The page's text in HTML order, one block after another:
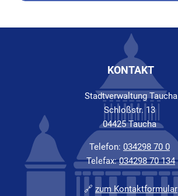
KONTAKT
Stadtverwaltung Taucha
Schloßstr. 13
04425 Taucha
Telefon: 034298 70 0
Telefax:034298 70 134
🔗 zum Kontaktformular